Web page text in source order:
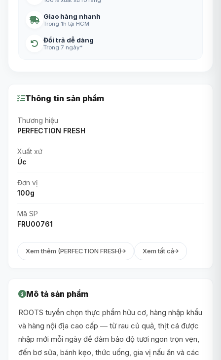
Giao hàng nhanh
Trong 1h tại HCM
Đổi trả dễ dàng
Trong 7 ngày*
Thông tin sản phẩm
Thương hiệu
PERFECTION FRESH
Xuất xứ
Úc
Đơn vị
100g
Mã SP
FRU00761
Xem thêm (PERFECTION FRESH) Xem tất cả
Mô tả sản phẩm
ROOTS tuyển chọn thực phẩm hữu cơ, hàng nhập khẩu
và hàng nội địa cao cấp — từ rau củ quả, thịt cá được
nhập mới mỗi ngày để đảm bảo độ tươi ngon trọn vẹn,
đến bơ sữa, bánh kẹo, thức uống, gia vị nấu ăn và các